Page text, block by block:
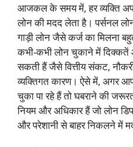
आजकल के समय में, हर व्यक्ति
लोन की मदद लेता है। पर्सनल
गाड़ी लोन जैसे कर्ज का मिलना
कभी-कभी लोन चुकाने में दिक्कतें
सकती हैं जैसे वित्तीय संकट,
व्यक्तिगत कारण। ऐसे में, अगर
चुका पा रहे हैं तो घबराने की
नियम और अधिकार हैं जो लोन
और परेशानी से बाहर निकलने में